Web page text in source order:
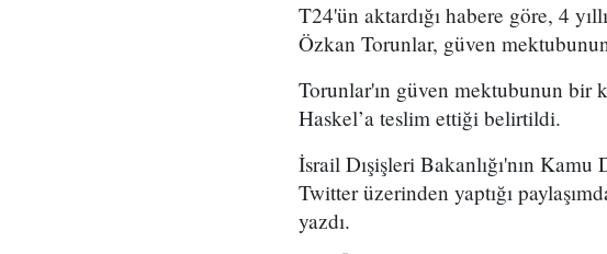
T24'ün aktardığı habere göre, 4
Özkan Torunlar, güven
Torunlar'ın güven mektubunun bir
Haskel’a teslim ettiği belirtildi.
İsrail Dışişleri Bakanlığı'nın
Twitter üzerinden yaptığı
yazdı.